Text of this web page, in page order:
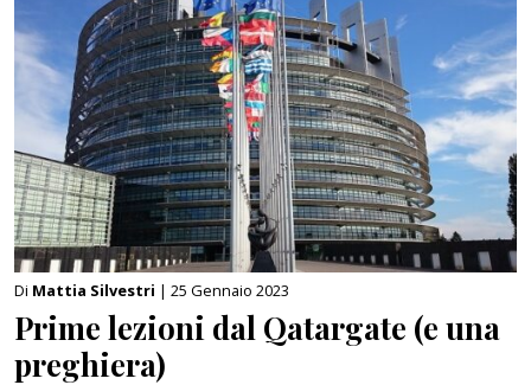
Di Mattia Silvestri | 25 Gennaio 2023
Prime lezioni dal Qatargate (e una
preghiera)